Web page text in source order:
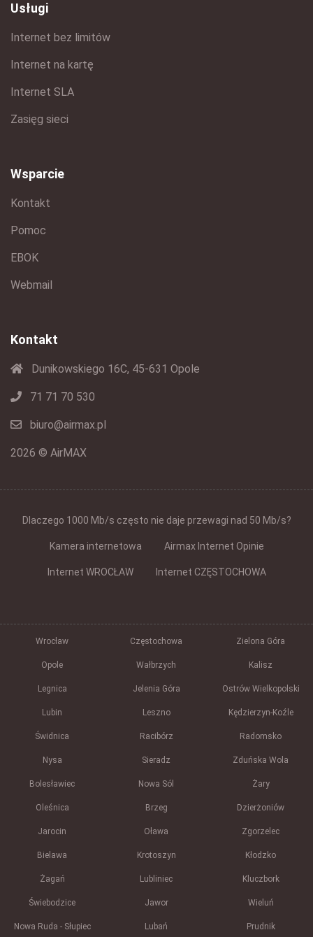
Usługi
Internet bez limitów
Internet na kartę
Internet SLA
Zasięg sieci
Wsparcie
Kontakt
Pomoc
EBOK
Webmail
Kontakt
Dunikowskiego 16C, 45-631 Opole
71 71 70 530
biuro@airmax.pl
2026 © AirMAX
Dlaczego 1000 Mb/s często nie daje przewagi nad 50 Mb/s?
Kamera internetowa Airmax Internet Opinie
Internet WROCŁAW Internet CZĘSTOCHOWA
Wrocław Częstochowa Zielona Góra
Opole Wałbrzych Kalisz
Legnica Jelenia Góra Ostrów Wielkopolski
Lubin Leszno Kędzierzyn-Koźle
Świdnica Racibórz Radomsko
Nysa Sieradz Zduńska Wola
Bolesławiec Nowa Sól Żary
Oleśnica Brzeg Dzierżoniów
Jarocin Oława Zgorzelec
Bielawa Krotoszyn Kłodzko
Żagań Lubliniec Kluczbork
Świebodzice Jawor Wieluń
Nowa Ruda - Słupiec Lubań Prudnik